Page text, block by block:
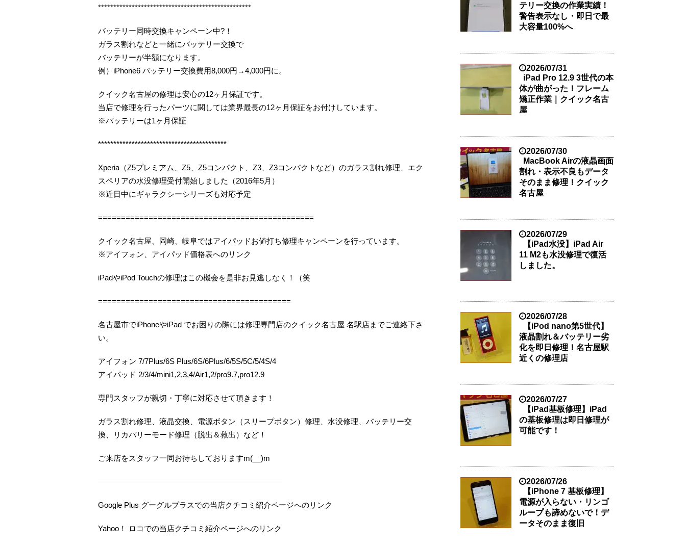
**************************************************
バッテリー同時交換キャンペーン中?！
ガラス割れなどと一緒にバッテリー交換で
バッテリーが半額になります。
例）iPhone6 バッテリー交換費用8,000円→4,000円に。
クイック名古屋の修理は安心の12ヶ月保証です。
当店で修理を行ったパーツに関しては業界最長の12ヶ月保証をお付けしています。
※バッテリーは1ヶ月保証
******************************************
Xperia（Z5プレミアム、Z5、Z5コンパクト、Z3、Z3コンパクトなど）のガラス割れ修理、エク
スペリアの水没修理受付開始しました（2016年5月）
※近日中にギャラクシーシリーズも対応予定
===============================================
クイック名古屋、岡崎、岐阜ではアイパッドお値打ち修理キャンペーンを行っています。
※アイフォン、アイパッド価格表へのリンク
iPadやiPod Touchの修理はこの機会を是非お見逃しなく！（笑
==========================================
名古屋市でiPhoneやiPad でお困りの際には修理専門店のクイック名古屋 名駅店までご連絡下さ
い。
アイフォン 7/7Plus/6S Plus/6S/6Plus/6/5S/5C/5/4S/4
アイパッド 2/3/4/mini1,2,3,4/Air1,2/pro9.7,pro12.9
専門スタッフが親切・丁寧に対応させて頂きます！
ガラス割れ修理、液晶交換、電源ボタン（スリープボタン）修理、水没修理、バッテリー交
換、リカバリーモード修理（脱出＆救出）など！
ご来店をスタッフ一同お待ちしておりますm(__)m
————————————————————————
Google Plus グーグルプラスでの当店クチコミ紹介ページへのリンク
Yahoo！ ロコでの当店クチコミ紹介ページへのリンク
テリー交換の作業実績！
警告表示なし・即日で最
大容量100%へ
2026/07/31
iPad Pro 12.9 3世代の本
体が曲がった！フレーム
矯正作業｜クイック名古
屋
2026/07/30
MacBook Airの液晶画面
割れ・表示不良もデータ
そのまま修理！クイック
名古屋
2026/07/29
【iPad水没】iPad Air
11 M2も水没修理で復活
しました。
2026/07/28
【iPod nano第5世代】
液晶割れ＆バッテリー劣
化を即日修理！名古屋駅
近くの修理店
2026/07/27
【iPad基板修理】iPad
の基板修理は即日修理が
可能です！
2026/07/26
【iPhone 7 基板修理】
電源が入らない・リンゴ
ループも諦めないで！デ
ータそのまま復旧